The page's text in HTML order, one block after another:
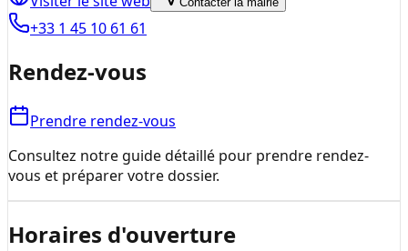
+33 1 45 10 61 61
Rendez-vous
Prendre rendez-vous
Consultez notre guide détaillé pour prendre rendez-
vous et préparer votre dossier.
Horaires d'ouverture